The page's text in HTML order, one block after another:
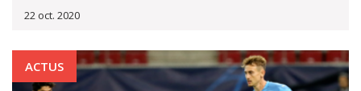
22 oct. 2020
ACTUS